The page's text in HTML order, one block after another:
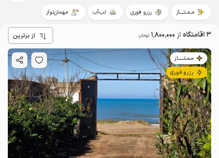
مـمـتــــاز رزرو فوری لب‌آب مهمان‌نواز
3 اقامتگاه از 1٬800٬000 تومان از برترین
مـمـتــــــاز
رزرو فوری